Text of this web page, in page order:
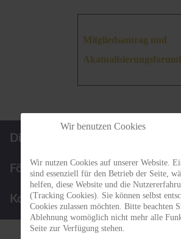
Mitgliedsantrag und
Die BBGN
Förderpreis Termine
Kontakt
Wir benutzen Cookies
Wir nutzen Cookies auf unserer Website.
sind essenziell für den Betrieb der Seite,
helfen, diese Website und die
(Tracking Cookies). Sie können selbst
Cookies zulassen möchten. Bitte beachten
Ablehnung womöglich nicht mehr alle
Seite zur Verfügung stehen.